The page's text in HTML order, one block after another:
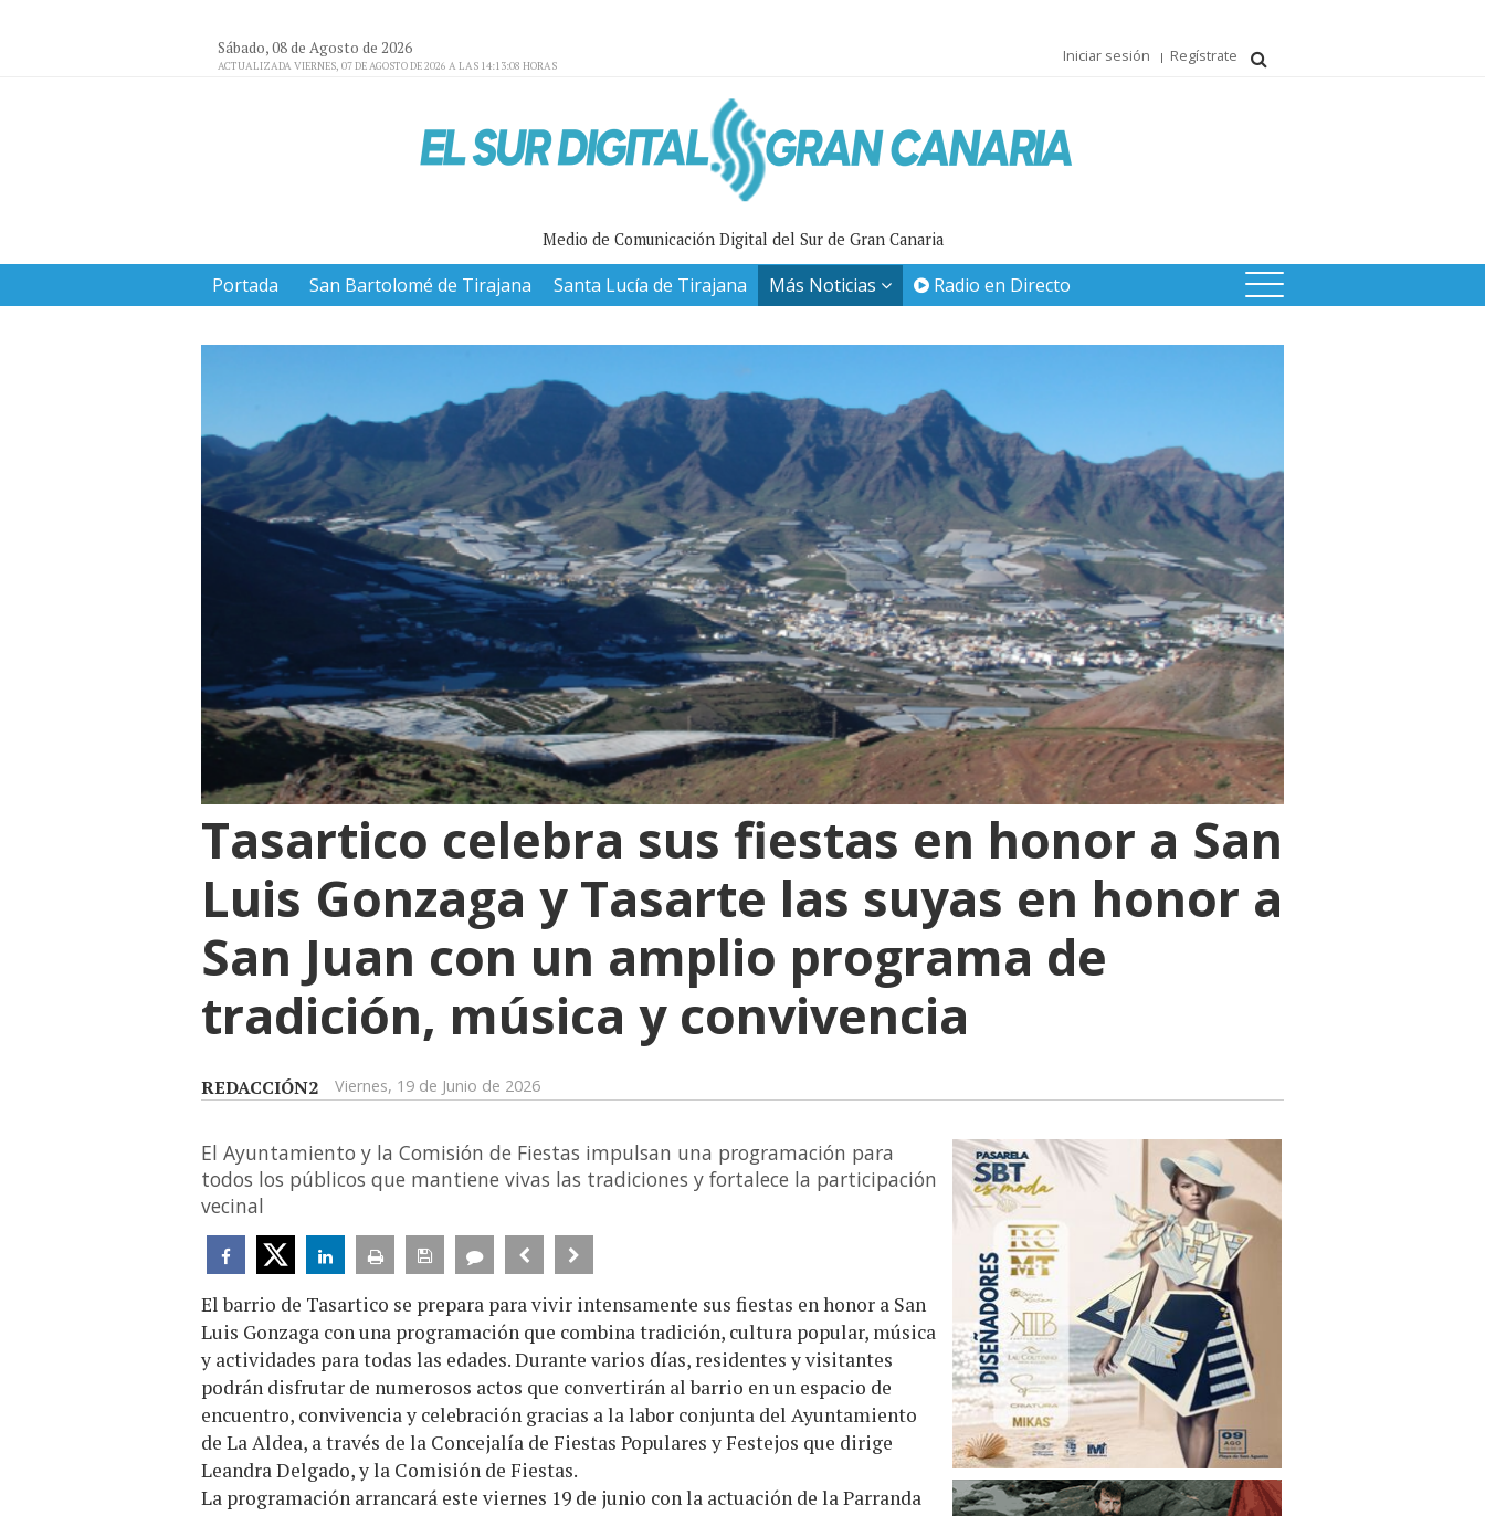
Sábado, 08 de Agosto de 2026
ACTUALIZADA VIERNES, 07 DE AGOSTO DE 2026 A LAS 14:13:08 HORAS
Iniciar sesión Regístrate
Medio de Comunicación Digital del Sur de Gran Canaria
Portada San Bartolomé de Tirajana Santa Lucía de Tirajana Más Noticias Radio en Directo
Tasartico celebra sus fiestas en honor a San
Luis Gonzaga y Tasarte las suyas en honor a
San Juan con un amplio programa de
tradición, música y convivencia
REDACCIÓN2 Viernes, 19 de Junio de 2026
El Ayuntamiento y la Comisión de Fiestas impulsan una programación para
todos los públicos que mantiene vivas las tradiciones y fortalece la participación
vecinal
El barrio de Tasartico se prepara para vivir intensamente sus fiestas en honor a San
Luis Gonzaga con una programación que combina tradición, cultura popular, música
y actividades para todas las edades. Durante varios días, residentes y visitantes
podrán disfrutar de numerosos actos que convertirán al barrio en un espacio de
encuentro, convivencia y celebración gracias a la labor conjunta del Ayuntamiento
de La Aldea, a través de la Concejalía de Fiestas Populares y Festejos que dirige
Leandra Delgado, y la Comisión de Fiestas.
La programación arrancará este viernes 19 de junio con la actuación de la Parranda